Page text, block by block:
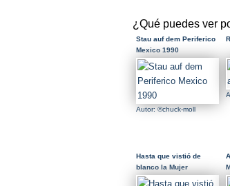
¿Qué puedes ver
Stau auf dem Periferico
Mexico 1990
Autor: ©chuck-moll
Hasta que vistió de
blanco la Mujer
Dormida, en enero del